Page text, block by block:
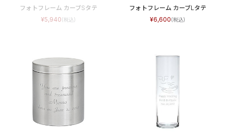
フォトフレーム カーブSタテ
5,940
フォトフレーム カーブLタテ
6,600